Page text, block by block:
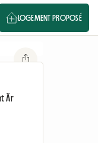
LOGEMENT PROPOSÉ
Är